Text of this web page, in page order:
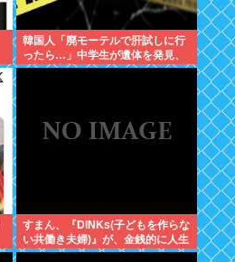
韓国人「廃モーテルで肝試しに行
ったら…」中学生が遺体を発見、
衝撃の事態に
すまん、『DINKs(子どもを作らな
い共働き夫婦)』が、金銭的に人生
快適過ぎるんだが、これ課税しな